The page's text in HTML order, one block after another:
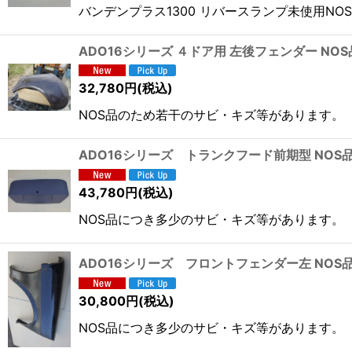
バンデンプラス1300 リバースランプ未使用
ADO16シリーズ ４ドア用 左後フェンダー NOS
32,780円 (税込)
NOS品のため若干のサビ・キズ等があります。
ADO16シリーズ トランクフード前期型 NOS
43,780円(税込)
NOS品につき多少のサビ・キズ等があります。
ADO16シリーズ フロントフェンダー左 NOS
30,800円(税込)
NOS品につき多少のサビ・キズ等があります。